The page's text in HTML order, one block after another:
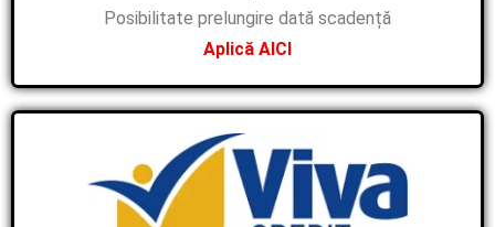
Posibilitate prelungire dată scadență
Aplică AICI